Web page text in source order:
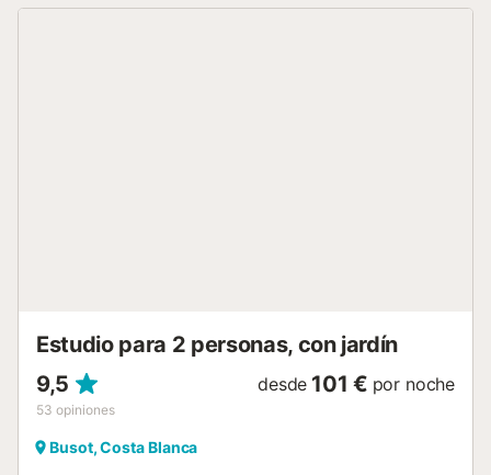
Estudio para 2 personas, con jardín
9,5
53 opiniones
desde 101 € por noche
Busot, Costa Blanca